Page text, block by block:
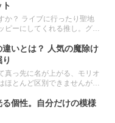
か？ ライブに行ったり聖地
ピーにしてくれる推し。グッ
トを簡単につくることができ
いとは？ 人気の魔除け
真っ先に名が上がる、モリオ
ほとんど区別できませんが、
ーストーンブレスレットに
個性。自分だけの模様